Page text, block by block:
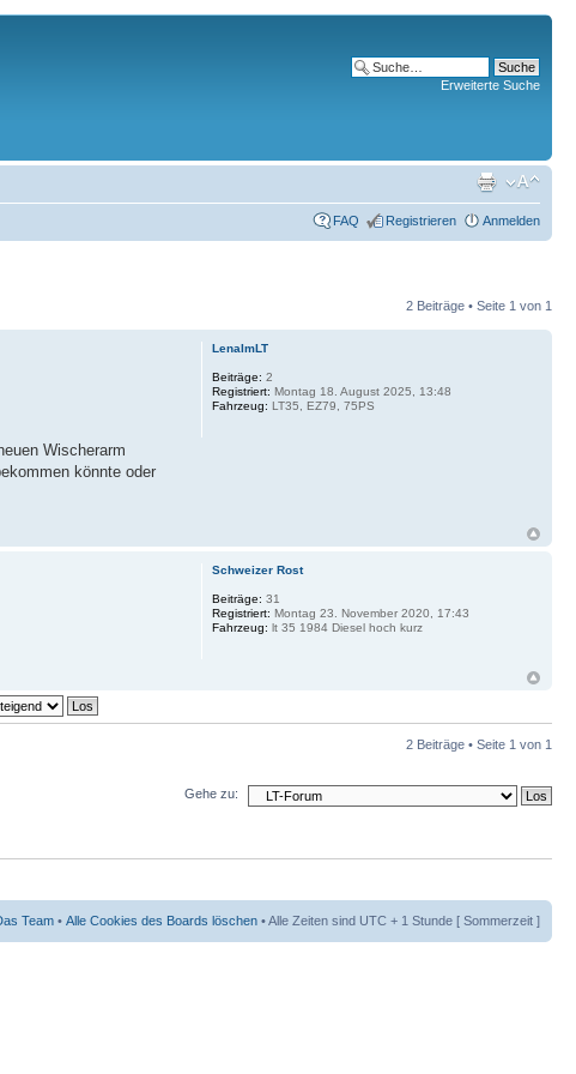
Erweiterte Suche
FAQ Registrieren Anmelden
2 Beiträge • Seite 1 von 1
Wischerarm
könnte oder
LenaImLT
Beiträge: 2
Registriert: Montag 18. August 2025, 13:48
Fahrzeug: LT35, EZ79, 75PS
Schweizer Rost
Beiträge: 31
Registriert: Montag 23. November 2020, 17:43
Fahrzeug: lt 35 1984 Diesel hoch kurz
2 Beiträge • Seite 1 von 1
Gehe zu:
Team • Alle Cookies des Boards löschen • Alle Zeiten sind UTC + 1 Stunde [ Sommerzeit ]